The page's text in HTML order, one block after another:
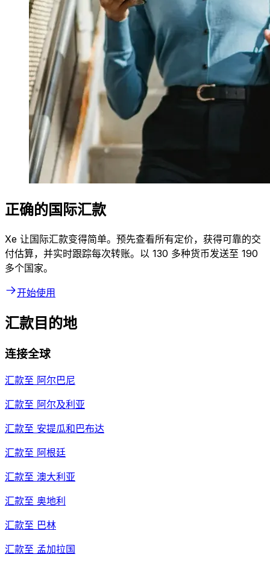
正确的国际汇款
Xe 让国际汇款变得简单。预先查看所有定价，获得可靠的交
付估算，并实时跟踪每次转账。以 130 多种货币发送至 190
多个国家。
开始使用
汇款目的地
连接全球
汇款至 阿尔巴尼
汇款至 阿尔及利亚
汇款至 安提瓜和巴布达
汇款至 阿根廷
汇款至 澳大利亚
汇款至 奥地利
汇款至 巴林
汇款至 孟加拉国